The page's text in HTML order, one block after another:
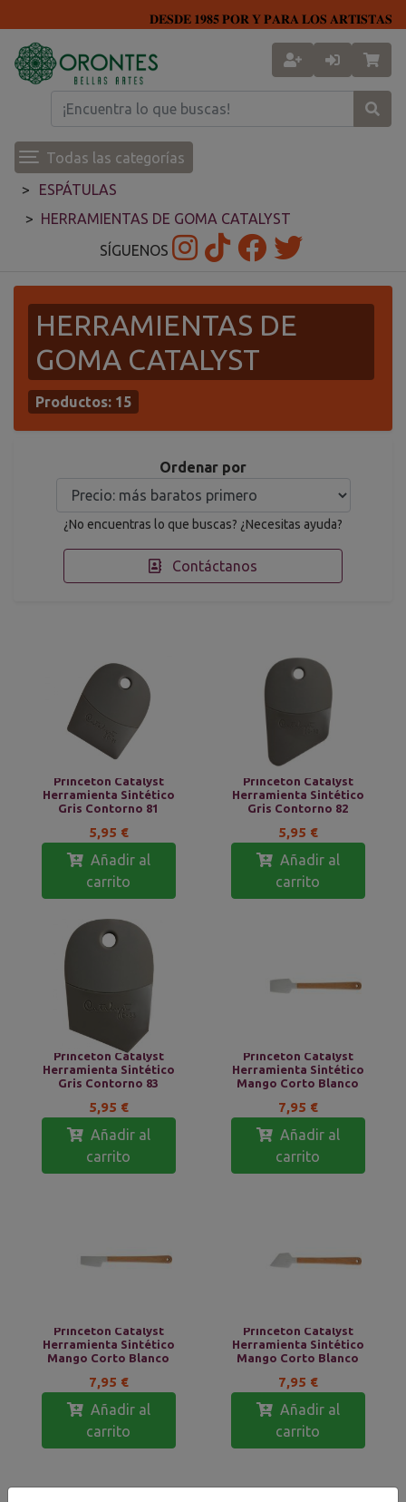
𝐃𝐄𝐒𝐃𝐄 𝟏𝟗𝟖𝟓 𝐏𝐎𝐑 𝐘 𝐏𝐀𝐑𝐀 𝐋𝐎𝐒 𝐀𝐑𝐓𝐈𝐒𝐓𝐀𝐒
Todas las categorías
ESPÁTULAS
HERRAMIENTAS DE GOMA CATALYST
SÍGUENOS
HERRAMIENTAS DE
GOMA CATALYST
Productos: 15
Ordenar por
¿No encuentras lo que buscas? ¿Necesitas ayuda?
Contáctanos
Princeton Catalyst
Herramienta Sintético
Gris Contorno 81
5,95 €
Añadir al
carrito
Princeton Catalyst
Herramienta Sintético
Gris Contorno 82
5,95 €
Añadir al
carrito
Princeton Catalyst
Herramienta Sintético
Gris Contorno 83
5,95 €
Añadir al
carrito
Princeton Catalyst
Herramienta Sintético
Mango Corto Blanco
7,95 €
Añadir al
carrito
Princeton Catalyst
Herramienta Sintético
Mango Corto Blanco
7,95 €
Añadir al
carrito
Princeton Catalyst
Herramienta Sintético
Mango Corto Blanco
7,95 €
Añadir al
carrito